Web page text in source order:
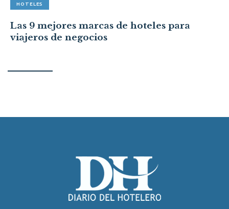
HOTELES
Las 9 mejores marcas de hoteles para
viajeros de negocios